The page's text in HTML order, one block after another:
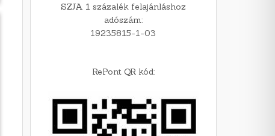
SZJA 1 százalék felajánláshoz
adószám:
19235815-1-03
RePont QR kód: